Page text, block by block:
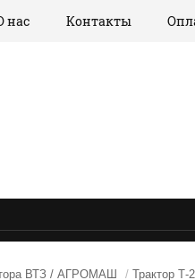
нас Контакты
ВТЗ / АГРОМАШ / Трактор